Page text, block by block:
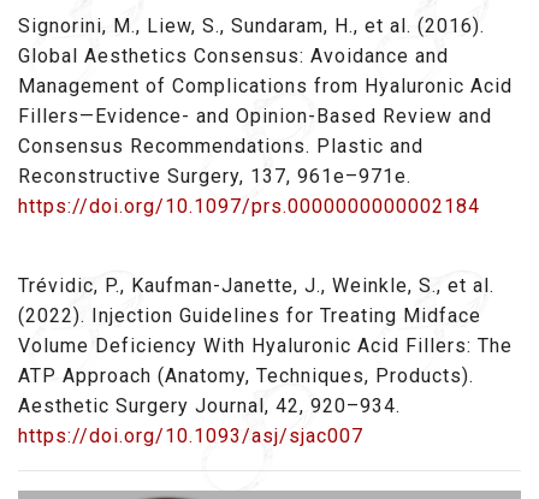
Signorini, M., Liew, S., Sundaram, H., et al. (2016).
Global Aesthetics Consensus: Avoidance and
Management of Complications from Hyaluronic Acid
Fillers—Evidence- and Opinion-Based Review and
Consensus Recommendations. Plastic and
Reconstructive Surgery, 137, 961e–971e.
https://doi.org/10.1097/prs.0000000000002184
Trévidic, P., Kaufman-Janette, J., Weinkle, S., et al.
(2022). Injection Guidelines for Treating Midface
Volume Deficiency With Hyaluronic Acid Fillers: The
ATP Approach (Anatomy, Techniques, Products).
Aesthetic Surgery Journal, 42, 920–934.
https://doi.org/10.1093/asj/sjac007